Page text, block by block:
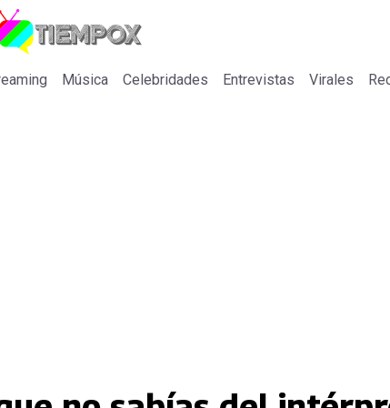
Música Celebridades Entrevistas Virales